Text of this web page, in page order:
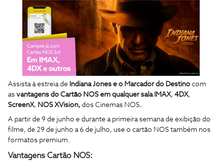
Assista à estreia de Indiana Jones e o Marcador do Destino com
as vantagens do Cartão NOS em qualquer sala IMAX, 4DX,
ScreenX, NOS XVision, dos Cinemas NOS.
A partir de 9 de junho e durante a primeira semana de exibição do
filme, de 29 de junho a 6 de julho, use o cartão NOS também nos
formatos premium.
Vantagens Cartão NOS: